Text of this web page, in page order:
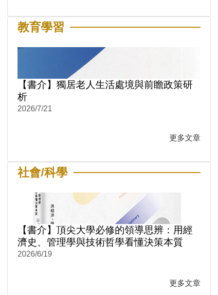
教育學習
【書介】獨居老人生活處境與前瞻政策研
析
2026/7/21
更多文章
社會/科學
【書介】頂尖大學必修的領導思辨：用經
濟史、管理學與技術哲學看懂決策本質
2026/6/19
更多文章